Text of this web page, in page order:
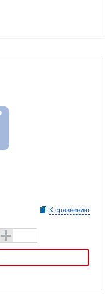
К сравнению
+